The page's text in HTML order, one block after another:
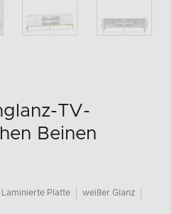
TV-
Beinen
Laminierte Platte weißer Glanz